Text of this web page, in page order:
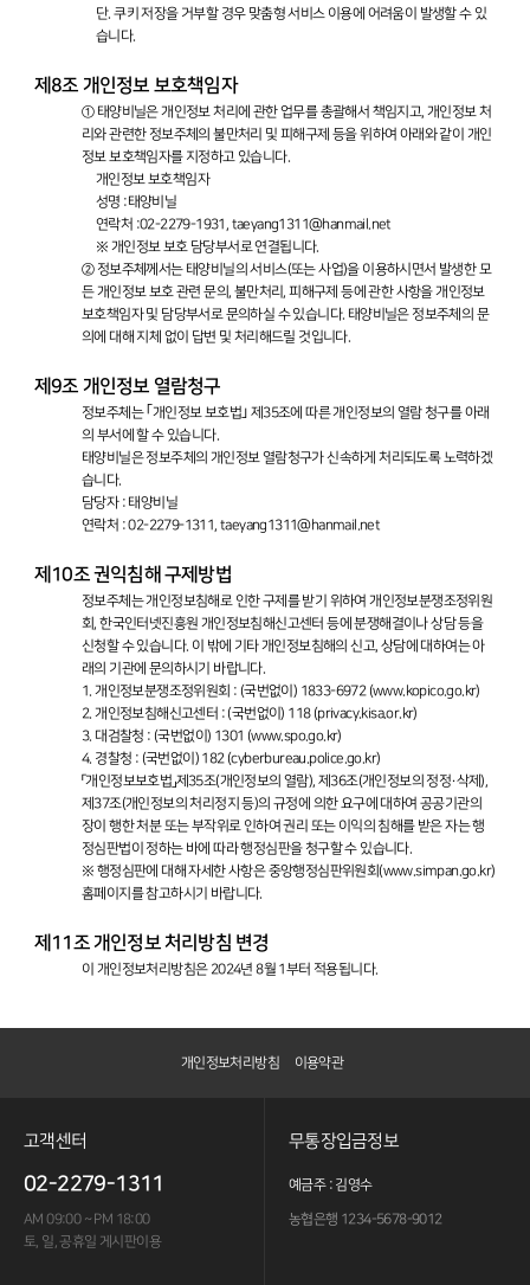
단. 쿠키 저장을 거부할 경우 맞춤형 서비스 이용에 어려움이 발생할 수 있
습니다.
제8조 개인정보 보호책임자
① 태양비닐은 개인정보 처리에 관한 업무를 총괄해서 책임지고, 개인정보 처
리와 관련한 정보주체의 불만처리 및 피해구제 등을 위하여 아래와 같이 개인
정보 보호책임자를 지정하고 있습니다.
개인정보 보호책임자
성명 :태양비닐
연락처 :02-2279-1931, taeyang1311@hanmail.net
※ 개인정보 보호 담당부서로 연결됩니다.
② 정보주체께서는 태양비닐의 서비스(또는 사업)을 이용하시면서 발생한 모
든 개인정보 보호 관련 문의, 불만처리, 피해구제 등에 관한 사항을 개인정보
보호책임자 및 담당부서로 문의하실 수 있습니다. 태양비닐은 정보주체의 문
의에 대해 지체 없이 답변 및 처리해드릴 것입니다.
제9조 개인정보 열람청구
정보주체는 ｢개인정보 보호법｣ 제35조에 따른 개인정보의 열람 청구를 아래
의 부서에 할 수 있습니다.
태양비닐은 정보주체의 개인정보 열람청구가 신속하게 처리되도록 노력하겠
습니다.
담당자 : 태양비닐
연락처 : 02-2279-1311, taeyang1311@hanmail.net
제10조 권익침해 구제방법
정보주체는 개인정보침해로 인한 구제를 받기 위하여 개인정보분쟁조정위원
회, 한국인터넷진흥원 개인정보침해신고센터 등에 분쟁해결이나 상담 등을
신청할 수 있습니다. 이 밖에 기타 개인정보침해의 신고, 상담에 대하여는 아
래의 기관에 문의하시기 바랍니다.
1. 개인정보분쟁조정위원회 : (국번없이) 1833-6972 (www.kopico.go.kr)
2. 개인정보침해신고센터 : (국번없이) 118 (privacy.kisa.or.kr)
3. 대검찰청 : (국번없이) 1301 (www.spo.go.kr)
4. 경찰청 : (국번없이) 182 (cyberbureau.police.go.kr)
「개인정보보호법」제35조(개인정보의 열람), 제36조(개인정보의 정정·삭제),
제37조(개인정보의 처리정지 등)의 규정에 의한 요구에 대하여 공공기관의
장이 행한 처분 또는 부작위로 인하여 권리 또는 이익의 침해를 받은 자는 행
정심판법이 정하는 바에 따라 행정심판을 청구할 수 있습니다.
※ 행정심판에 대해 자세한 사항은 중앙행정심판위원회(www.simpan.go.kr)
홈페이지를 참고하시기 바랍니다.
제11조 개인정보 처리방침 변경
이 개인정보처리방침은 2024년 8월 1부터 적용됩니다.
개인정보처리방침 이용약관
고객센터
02-2279-1311
AM 09:00 ~ PM 18:00
토, 일, 공휴일 게시판이용
무통장입금정보
예금주 : 김영수
농협은행 1234-5678-9012